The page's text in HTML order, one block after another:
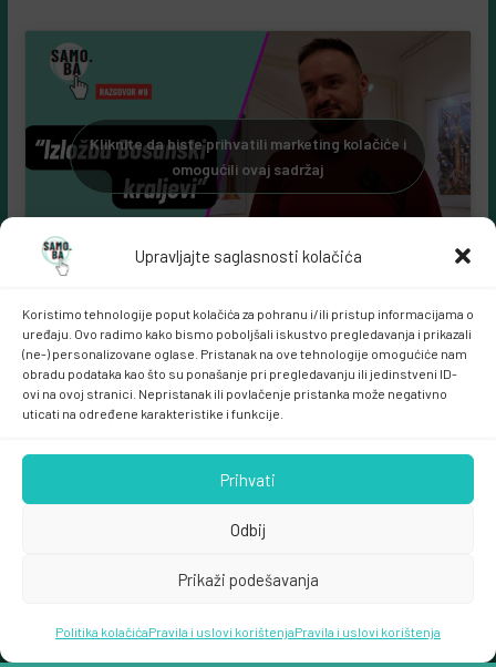
Upravljajte saglasnosti kolačića
Koristimo tehnologije poput kolačića za pohranu i/ili pristup informacijama o
uređaju. Ovo radimo kako bismo poboljšali iskustvo pregledavanja i prikazali
(ne-) personalizovane oglase. Pristanak na ove tehnologije omogućiće nam
obradu podataka kao što su ponašanje pri pregledavanju ili jedinstveni ID-
ovi na ovoj stranici. Nepristanak ili povlačenje pristanka može negativno
uticati na određene karakteristike i funkcije.
Prihvati
Odbij
Prikaži podešavanja
Politika kolačićaPravila i uslovi korištenjaPravila i uslovi korištenja
Samo.ba YouTube kanal:
Kliknite da biste prihvatili marketing kolačiće i
Samo.ba MARKETING
Copyright © 2026samo.ba. All rights reserved.